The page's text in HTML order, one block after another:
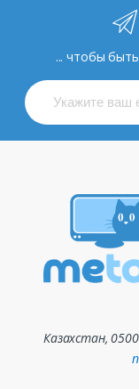
... чтобы
Казахстан,